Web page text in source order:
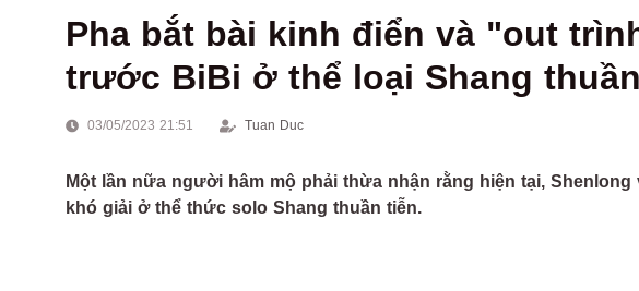
Pha bắt bài kinh điển và "out
trước BiBi ở thể loại Shang
03/05/2023 21:51 Tuan Duc
Một lần nữa người hâm mộ phải thừa nhận rằng hiện tại,
khó giải ở thể thức solo Shang thuần tiễn.